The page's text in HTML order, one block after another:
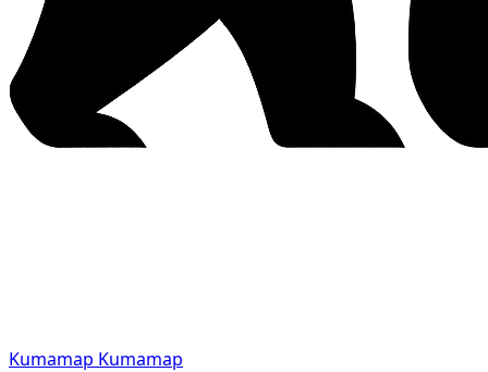
Kumamap Kumamap